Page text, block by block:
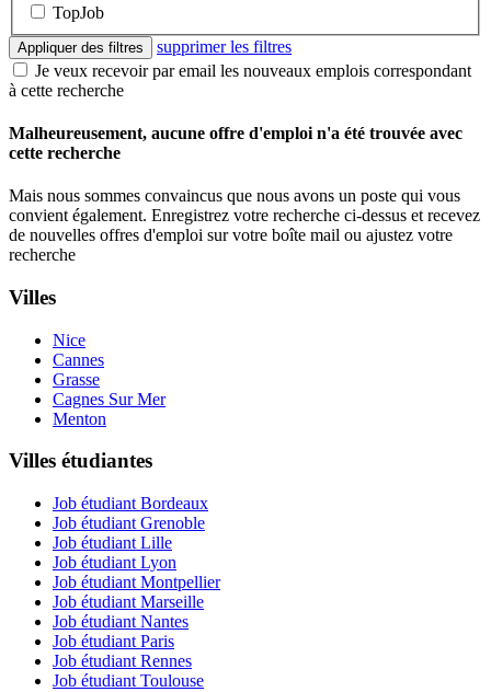
TopJob
Appliquer des filtres
supprimer les filtres
Je veux recevoir par email les nouveaux emplois correspondant
à cette recherche
Malheureusement, aucune offre d'emploi n'a été trouvée avec
cette recherche
Mais nous sommes convaincus que nous avons un poste qui vous
convient également. Enregistrez votre recherche ci-dessus et recevez
de nouvelles offres d'emploi sur votre boîte mail ou ajustez votre
recherche
Villes
Nice
Cannes
Grasse
Cagnes Sur Mer
Menton
Villes étudiantes
Job étudiant Bordeaux
Job étudiant Grenoble
Job étudiant Lille
Job étudiant Lyon
Job étudiant Montpellier
Job étudiant Marseille
Job étudiant Nantes
Job étudiant Paris
Job étudiant Rennes
Job étudiant Toulouse